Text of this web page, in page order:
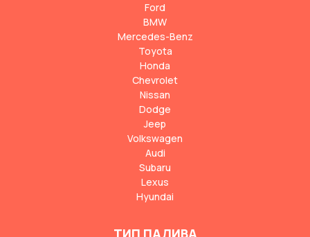
Ford
BMW
Mercedes-Benz
Toyota
Honda
Chevrolet
Nissan
Dodge
Jeep
Volkswagen
Audi
Subaru
Lexus
Hyundai
ТИП ПАЛИВА